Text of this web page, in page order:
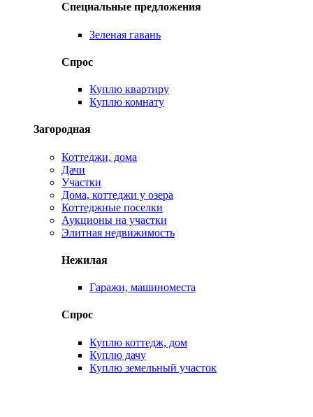
Специальные предложения
Зеленая гавань
Спрос
Куплю квартиру
Куплю комнату
Загородная
Коттеджи, дома
Дачи
Участки
Дома, коттеджи у озера
Коттеджные поселки
Аукционы на участки
Элитная недвижимость
Нежилая
Гаражи, машиноместа
Спрос
Куплю коттедж, дом
Куплю дачу
Куплю земельный участок